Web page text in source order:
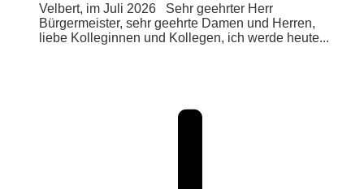
Velbert, im Juli 2026 Sehr geehrter Herr
Bürgermeister, sehr geehrte Damen und Herren,
liebe Kolleginnen und Kollegen, ich werde heute...